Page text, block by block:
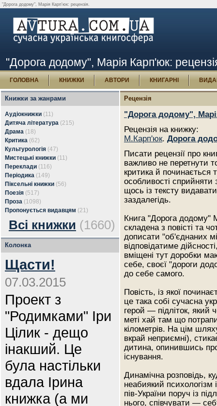
"Дорога додому", Марія Карп'юк: рецензія.
"Дорога додому", Марія Карп'юк:
ГОЛОВНА КНИЖКИ АВТОРИ КНИГАРНІ
Книжки за жанрами
Аудіокнижки (11)
Дитяча література (215)
Драма (18)
Критика (62)
Культурологія (47)
Мистецькі книжки (11)
Переклади (116)
Періодика (149)
Піксельні книжки (56)
Поезія (517)
Проза (1098)
Пропонується видавцям (21)
Всі книжки (1660)
Колонка
Щасти!
07.03.2015
Проект з
"Родимками" Іри
Цілик - дещо
інакший. Це
була настільки
вдала Ірина
книжка (а ми
Рецензія
"Дорога додому",
Рецензія на книжку:
М.Карп'юк. Дорога
Писати рецензії про
важливо не перетнути
критика й починається
особливості
щось із тексту
заздалегідь.
Книга "Дорога додому"
складена з повісті та
дописати "об'єднаних
відповідатиме
вміщені тут доробки
себе, своєї "дороги
до себе самого.
Повість, із якої
це така собі сучасна
герой — підліток, який
меті хай там що
кілометрів. На цім
вкрай неприємні),
дитина, опинившись
існування.
Динамічна розповідь,
неабиякий психологізм
пів-України поруч із
нього, співчувати —